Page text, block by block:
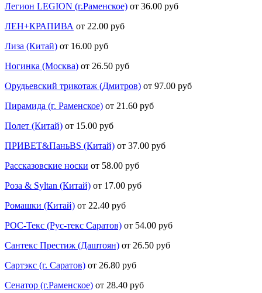
Легион LEGION (г.Раменское) от 36.00 руб
ЛЕН+КРАПИВА от 22.00 руб
Лиза (Китай) от 16.00 руб
Ногинка (Москва) от 26.50 руб
Орудьевский трикотаж (Дмитров) от 97.00 руб
Пирамида (г. Раменское) от 21.60 руб
Полет (Китай) от 15.00 руб
ПРИВЕТ&ПаньBS (Китай) от 37.00 руб
Рассказовские носки от 58.00 руб
Роза & Syltan (Китай) от 17.00 руб
Ромашки (Китай) от 22.40 руб
РОС-Текс (Рус-текс Саратов) от 54.00 руб
Сантекс Престиж (Даштоян) от 26.50 руб
Сартэкс (г. Саратов) от 26.80 руб
Сенатор (г.Раменское) от 28.40 руб